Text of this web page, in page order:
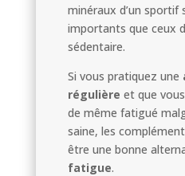
minéraux d’un sportif
importants que ceux
sédentaire.
Si vous pratiquez une
régulière et que
de même fatigué
saine, les
être une bonne
fatigue.